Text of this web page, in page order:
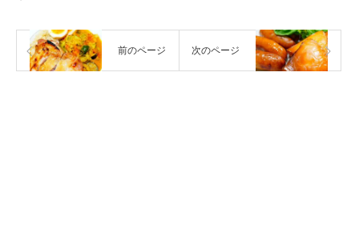
前のページ 次のページ